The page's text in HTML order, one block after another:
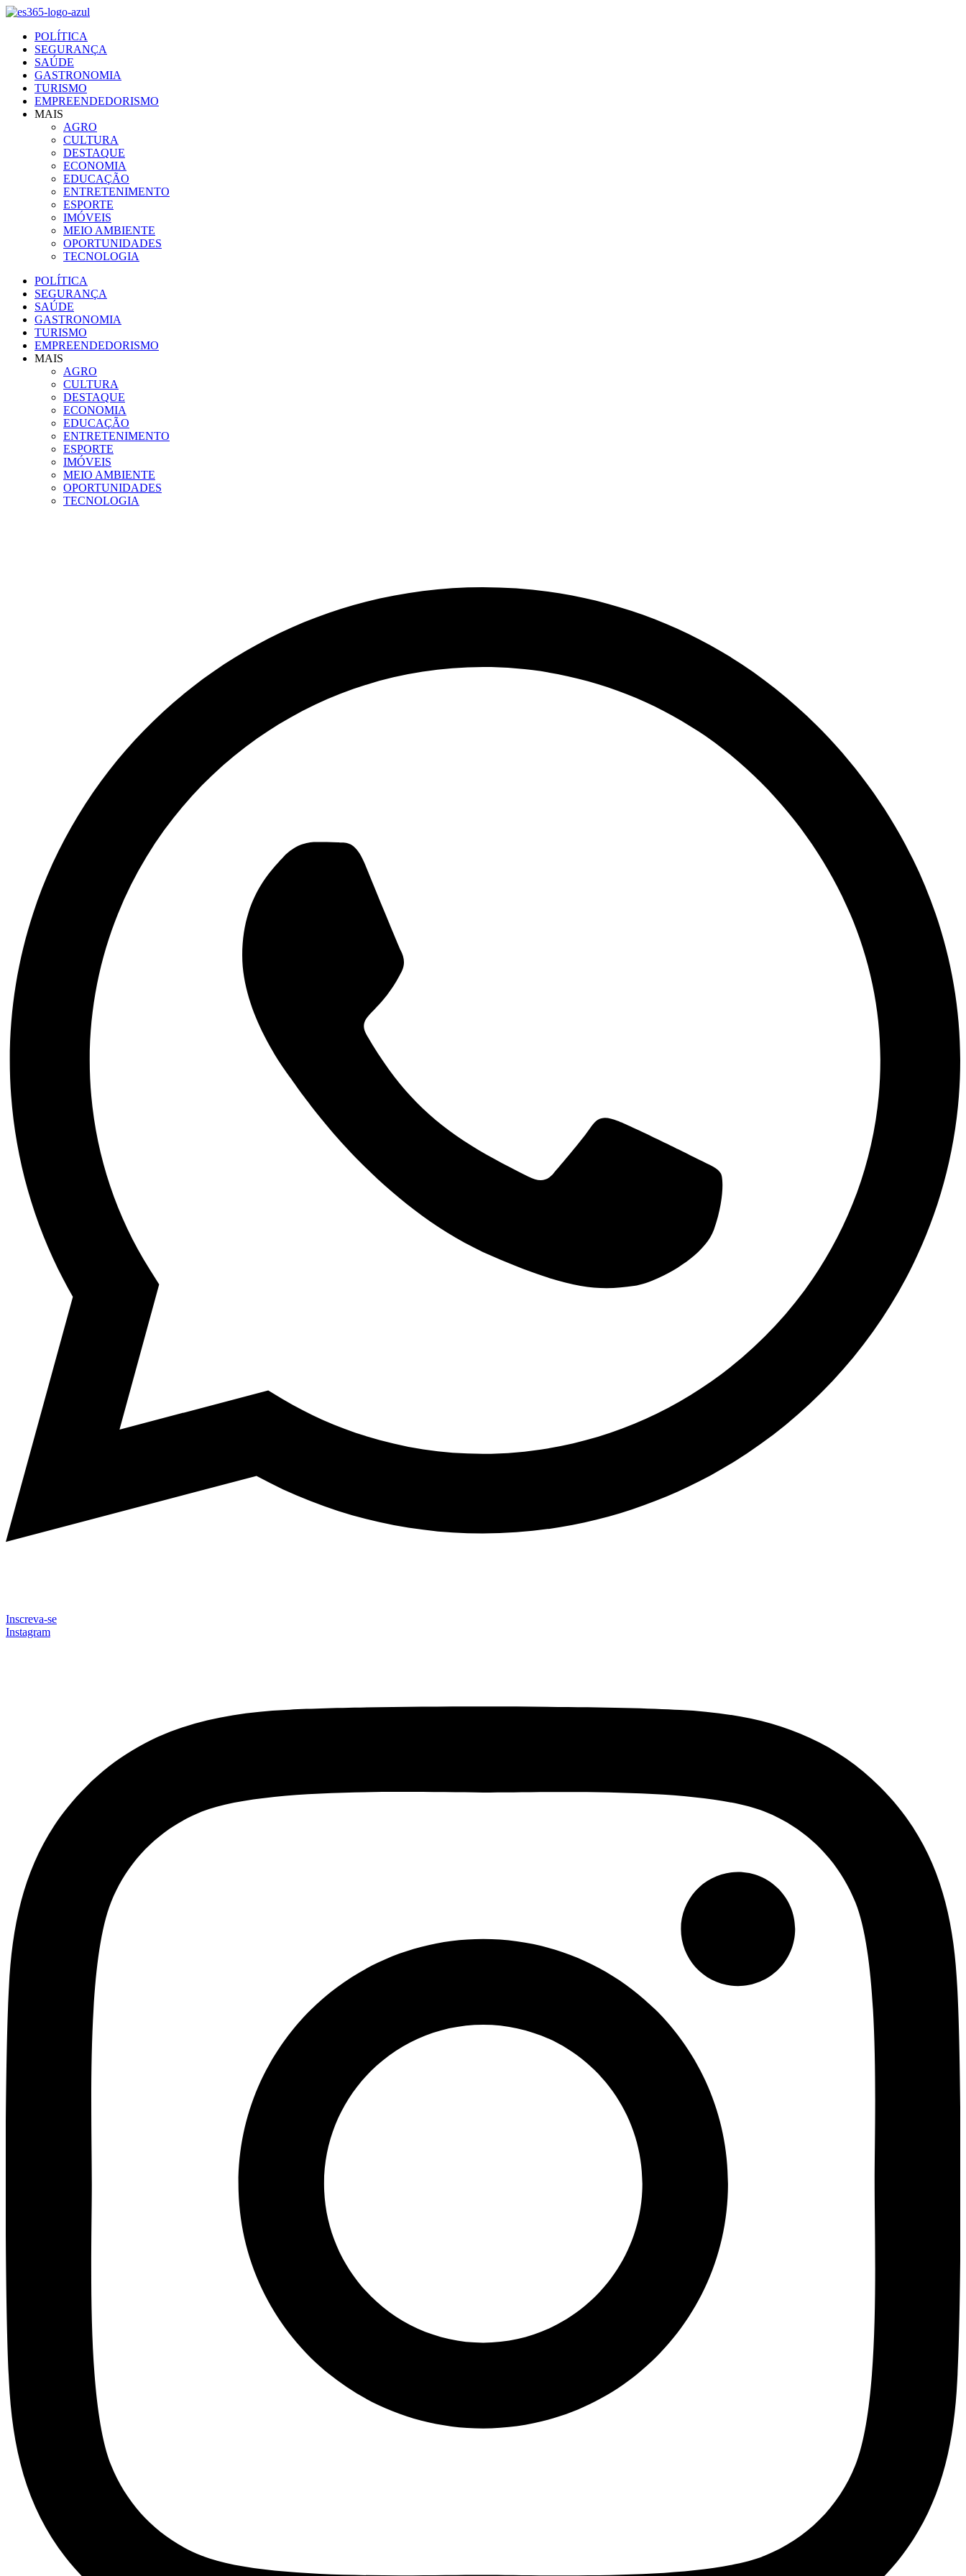
Ir
conteúdo
POLÍTICA
SEGURANÇA
SAÚDE
GASTRONOMIA
TURISMO
EMPREENDEDORISMO
MAIS
AGRO
CULTURA
DESTAQUE
ECONOMIA
EDUCAÇÃO
ENTRETENIMENTO
ESPORTE
IMÓVEIS
MEIO AMBIENTE
OPORTUNIDADES
TECNOLOGIA
POLÍTICA
SEGURANÇA
SAÚDE
GASTRONOMIA
TURISMO
EMPREENDEDORISMO
MAIS
AGRO
CULTURA
DESTAQUE
ECONOMIA
EDUCAÇÃO
ENTRETENIMENTO
ESPORTE
IMÓVEIS
MEIO AMBIENTE
OPORTUNIDADES
TECNOLOGIA
Inscreva-se
Instagram